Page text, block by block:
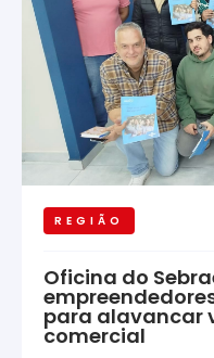
REGIÃO
Oficina do
para alavancar
comercial